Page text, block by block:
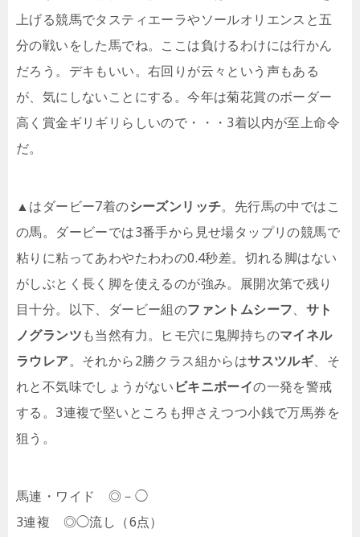
上げる競馬でタスティエーラやソールオリエンスと五
分の戦いをした馬でね。ここは負けるわけには行かん
だろう。デキもいい。右回りが云々という声もある
が、気にしないことにする。今年は菊花賞のボーダー
高く賞金ギリギリらしいので・・・3着以内が至上命令
だ。
▲はダービー7着のシーズンリッチ。先行馬の中ではこ
の馬。ダービーでは3番手から見せ場タップリの競馬で
粘りに粘ってあわやたわわの0.4秒差。切れる脚はない
がしぶとく長く脚を使えるのが強み。展開次第で残り
目十分。以下、ダービー組のファントムシーフ、 サト
ノグランツも当然有力。ヒモ穴に鬼脚持ちのマイネル
ラウレア。それから2勝クラス組からはサスツルギ、そ
れと不気味でしょうがない ビキニボーイの一発を警戒
する。3連複で堅いところも押さえつつ小銭で万馬券を
狙う。
馬連・ワイド ◎－◯
3連複 ◎◯流し（6点）